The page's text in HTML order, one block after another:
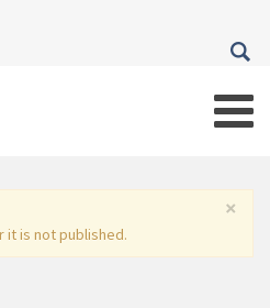
×
it is not published.